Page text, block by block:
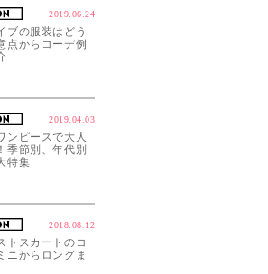
2019.06.24
ブの服装はどう
点からコーデ例
2019.04.03
ンピースで大人
季節別、年代別
特集
2018.08.12
トスカートのコ
ニからロングま